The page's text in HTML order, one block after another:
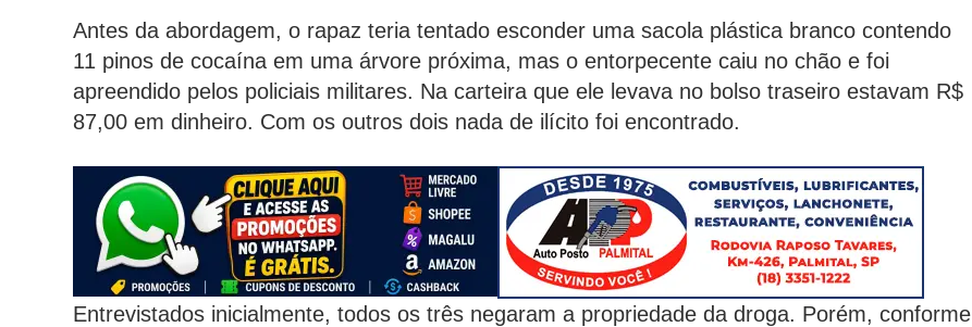
Antes da abordagem, o rapaz teria tentado esconder uma sacola plástica branco contendo
11 pinos de cocaína em uma árvore próxima, mas o entorpecente caiu no chão e foi
apreendido pelos policiais militares. Na carteira que ele levava no bolso traseiro estavam R$
87,00 em dinheiro. Com os outros dois nada de ilícito foi encontrado.
Entrevistados inicialmente, todos os três negaram a propriedade da droga. Porém, conforme